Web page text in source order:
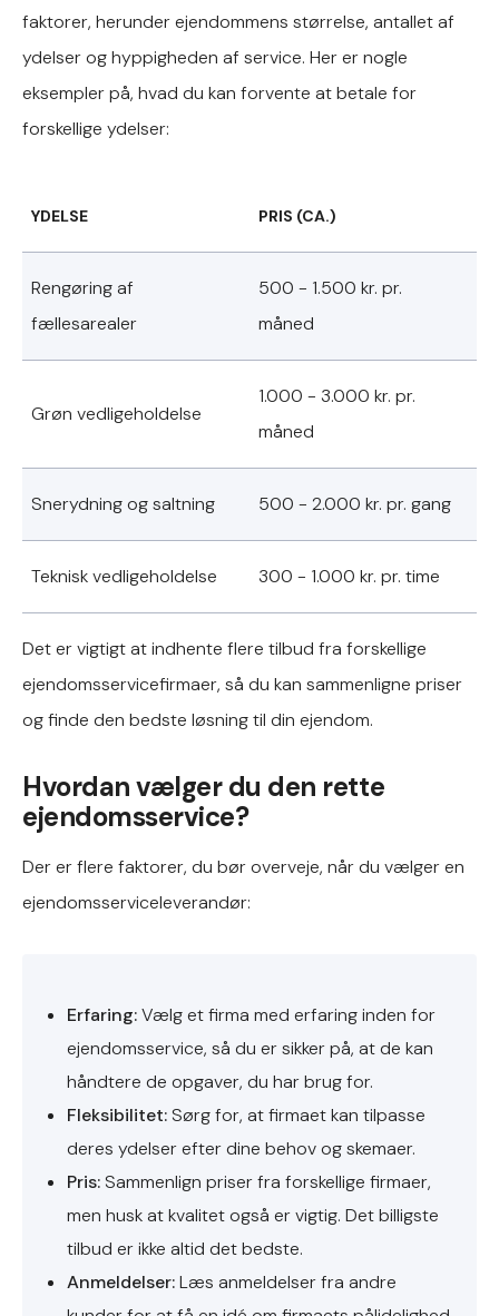
faktorer, herunder ejendommens størrelse, antallet af
ydelser og hyppigheden af service. Her er nogle
eksempler på, hvad du kan forvente at betale for
forskellige ydelser:
YDELSE PRIS (CA.)
Rengøring af
fællesarealer
500 - 1.500 kr. pr.
måned
Grøn vedligeholdelse
1.000 - 3.000 kr. pr.
måned
Snerydning og saltning 500 - 2.000 kr. pr. gang
Teknisk vedligeholdelse 300 - 1.000 kr. pr. time
Det er vigtigt at indhente flere tilbud fra forskellige
ejendomsservicefirmaer, så du kan sammenligne priser
og finde den bedste løsning til din ejendom.
Hvordan vælger du den rette
ejendomsservice?
Der er flere faktorer, du bør overveje, når du vælger en
ejendomsserviceleverandør:
Erfaring:Vælg et firma med erfaring inden for
ejendomsservice, så du er sikker på, at de kan
håndtere de opgaver, du har brug for.
Fleksibilitet:Sørg for, at firmaet kan tilpasse
deres ydelser efter dine behov og skemaer.
Pris:Sammenlign priser fra forskellige firmaer,
men husk at kvalitet også er vigtig. Det billigste
tilbud er ikke altid det bedste.
Anmeldelser:Læs anmeldelser fra andre